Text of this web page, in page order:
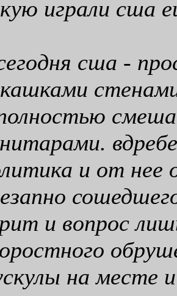
играли сша
сша -
и от нее
и вопрос
на месте